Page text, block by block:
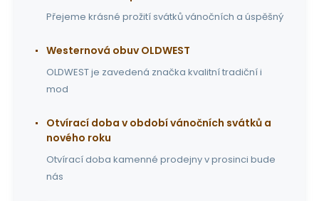
Přejeme krásné prožití svátků vánočních a úspěšný
Westernová obuv OLDWEST
OLDWEST je zavedená značka kvalitní tradiční i
mod
Otvírací doba v období vánočních svátků a
nového roku
Otvírací doba kamenné prodejny v prosinci bude
nás